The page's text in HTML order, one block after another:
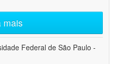
mais
Federal de São Paulo -